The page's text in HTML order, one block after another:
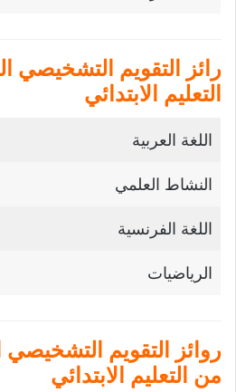
رائز التقويم التشخيصي
التعليم الابتدائي
اللغة العربية
النشاط العلمي
اللغة الفرنسية
الرياضيات
روائز التقويم
من التعليم الابتدائي